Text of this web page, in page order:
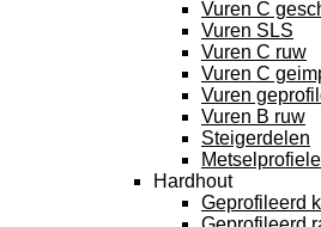
Vuren C
Vuren SLS
Vuren C ruw
Vuren C
Vuren
Vuren B ruw
Steigerdelen
Hardhout
Geprofileerd